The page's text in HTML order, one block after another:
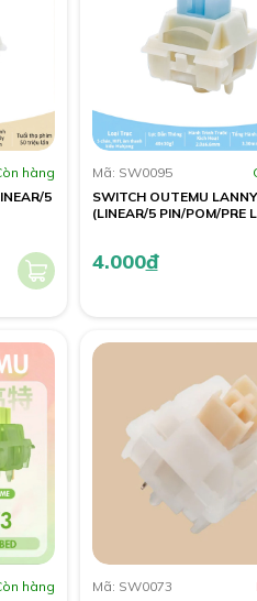
hàng
5
Mã: SW0095
SWITCH OUTEMU LANNY
(LINEAR/5 PIN/POM/PRE
4.000đ
hàng
Mã: SW0073